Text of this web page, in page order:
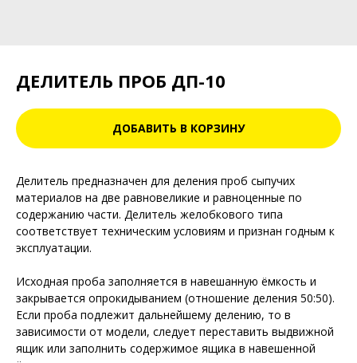
ДЕЛИТЕЛЬ ПРОБ ДП-10
ДОБАВИТЬ В КОРЗИНУ
Делитель предназначен для деления проб сыпучих
материалов на две равновеликие и равноценные по
содержанию части. Делитель желобкового типа
соответствует техническим условиям и признан годным к
эксплуатации.
Исходная проба заполняется в навешанную ёмкость и
закрывается опрокидыванием (отношение деления 50:50).
Если проба подлежит дальнейшему делению, то в
зависимости от модели, следует переставить выдвижной
ящик или заполнить содержимое ящика в навешенной